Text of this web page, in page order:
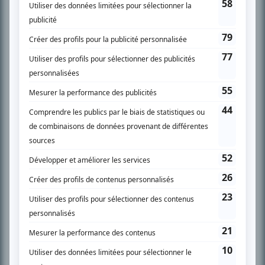
SUR LE RÉSEAU BIZZ MÉDIA
PLAN DU SITE
Accueil
Liste des oeuvres
Recherche avancée
À propos
Nous contacter
Termes et conditions
Politique de confidentialité
Gestion du consentement